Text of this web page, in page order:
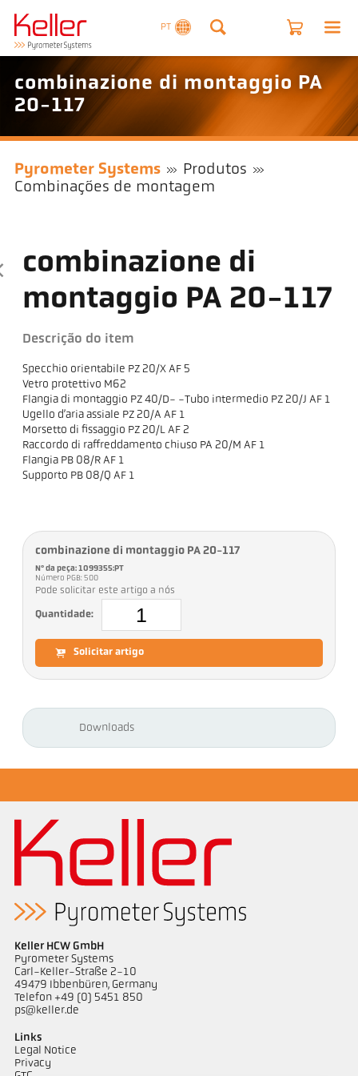
PT
combinazione di montaggio PA
20-117
Pyrometer Systems
Produtos
Combinações de montagem
combinazione di
montaggio PA 20-117
Descrição do item
Specchio orientabile PZ 20/X AF 5
Vetro protettivo M62
Flangia di montaggio PZ 40/D- -Tubo intermedio PZ 20/J AF 1
Ugello d’aria assiale PZ 20/A AF 1
Morsetto di fissaggio PZ 20/L AF 2
Raccordo di raffreddamento chiuso PA 20/M AF 1
Flangia PB 08/R AF 1
Supporto PB 08/Q AF 1
combinazione di montaggio PA 20-117
Nº da peça: 1099355:PT
Número PGB: 500
Pode solicitar este artigo a nós
Quantidade:
Solicitar artigo
Downloads
Keller HCW GmbH
Pyrometer Systems
Carl-Keller-Straße 2-10
49479 Ibbenbüren, Germany
Telefon +49 (0) 5451 850
ps@keller.de
Links
Legal Notice
Privacy